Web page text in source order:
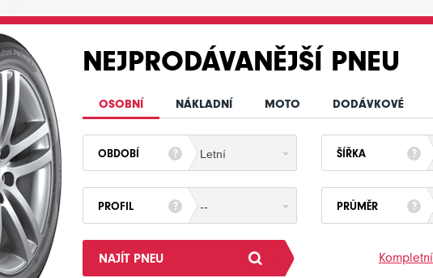
NEJPRODÁVANĚJŠÍ PNEU
OSOBNÍ NÁKLADNÍ MOTO DODÁVKOVÉ
OBDOBÍ Letní ŠÍŘKA
PROFIL -- PRŮMĚR
NAJÍT PNEU